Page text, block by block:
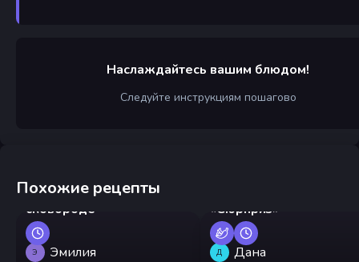
Наслаждайтесь вашим блюдом!
Следуйте инструкциям пошагово
Похожие рецепты
Треска жареная на
сковороде
Э Эмилия
«Сюрприз»
Д Дана